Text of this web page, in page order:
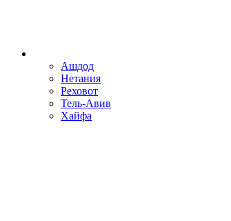
Ашдод
Нетания
Реховот
Тель-Авив
Хайфа